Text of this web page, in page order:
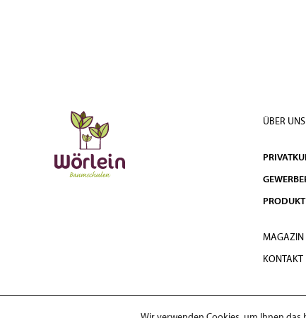
ÜBER UNS
MAGAZIN
KONTAKT